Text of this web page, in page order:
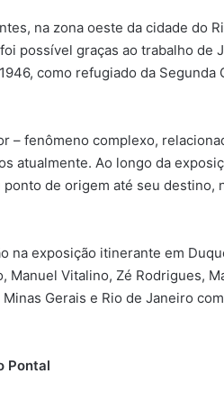
na zona oeste da cidade do
possível graças ao trabalho de
como refugiado da Segunda
– fenômeno complexo,
atualmente. Ao longo da
de origem até seu destino,
na exposição itinerante em
Vitalino, Zé Rodrigues,
Gerais e Rio de Janeiro
Pontal